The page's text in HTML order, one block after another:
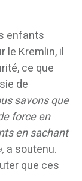
enfants
le Kremlin, il
ce que
de
savons que
force en
en sachant
a soutenu.
que ces